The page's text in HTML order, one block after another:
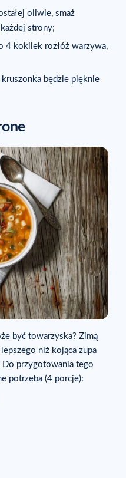
oliwie, smaż
strony;
4 kokilek rozłóż warzywa,
będzie pięknie
być towarzyska? Zimą
niż kojąca zupa
Do przygotowania tego
potrzeba (4 porcje):